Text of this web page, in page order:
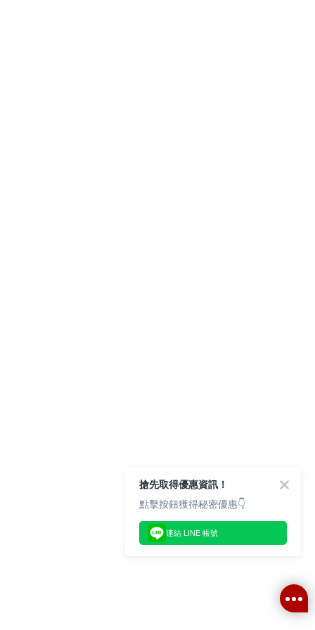
搶先取得優惠資訊！
點擊按鈕獲得秘密優惠👇
連結 LINE 帳號